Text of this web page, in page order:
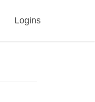
Logins